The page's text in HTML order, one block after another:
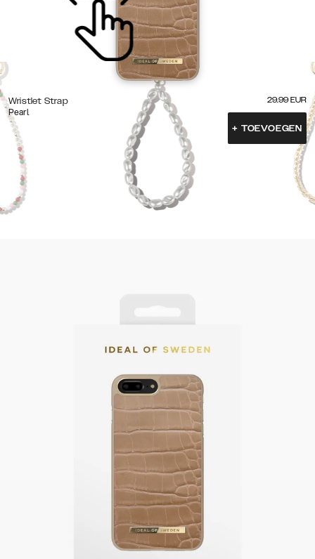
Wristlet Strap
Pearl
29.99 EUR
+ TOEVOEGEN